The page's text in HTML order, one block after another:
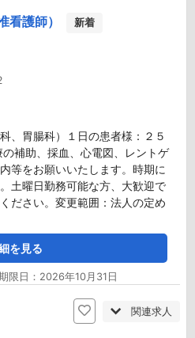
看護師） 新着
、胃腸科）１日の患者様：２５
補助、採血、心電図、レントゲ
等をお願いいたします。時期に
土曜日勤務可能な方、大歓迎で
ださい。変更範囲：法人の定め
を見る
日：2026年10月31日
関連求人